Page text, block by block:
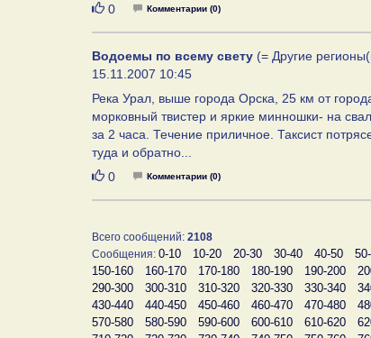
Нравится
0 Комментарии (0)
Водоемы по всему свету (= Другие
15.11.2007 10:45
Река Урал, выше города Орска, 25 км от
морковный твистер и яркие минношки- на
за 2 часа. Течение приличное. Таксист
туда и обратно...
Нравится
0 Комментарии (0)
Всего сообщений: 2108
Сообщения: 0-10 10-20 20-30 30-40 40-50
150-160
160-170 170-180 180-190 190-200
290-300
300-310 310-320 320-330 330-340
430-440
440-450 450-460 460-470 470-480
570-580
580-590 590-600 600-610 610-620